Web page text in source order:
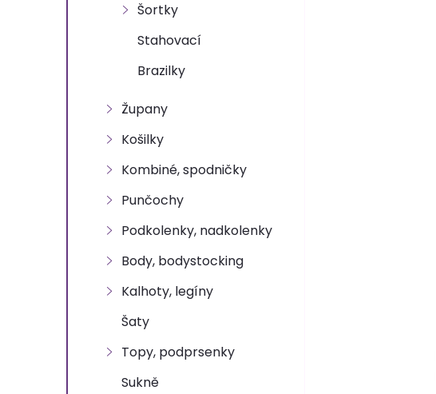
Šortky
Stahovací
Brazilky
Župany
Košilky
Kombiné, spodničky
Punčochy
Podkolenky, nadkolenky
Body, bodystocking
Kalhoty, legíny
Šaty
Topy, podprsenky
Sukně